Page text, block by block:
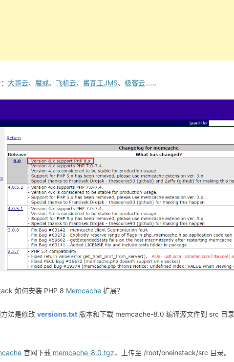
大哥云、 魔戒、 飞机云、 搬瓦工JMS、 极客云……
如何安装 PHP 8 Memcache 扩展？
法是修改 versions.txt 版本和下载 memcache-8.0 编译源文件到 src 目
官网下载 memcache-8.0.tgz，上传至 /root/oneinstack/src 目录。